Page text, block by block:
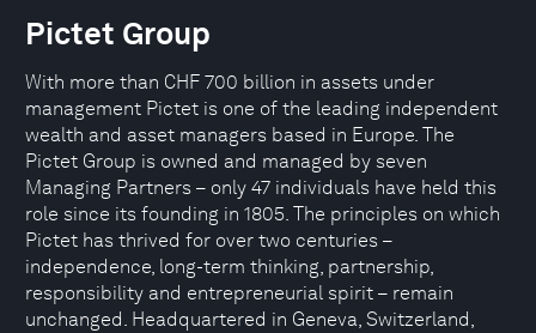
Pictet Group
With more than CHF 700 billion in assets under
management Pictet is one of the leading independent
wealth and asset managers based in Europe. The
Pictet Group is owned and managed by seven
Managing Partners – only 47 individuals have held this
role since its founding in 1805. The principles on which
Pictet has thrived for over two centuries –
independence, long-term thinking, partnership,
responsibility and entrepreneurial spirit – remain
unchanged. Headquartered in Geneva, Switzerland,